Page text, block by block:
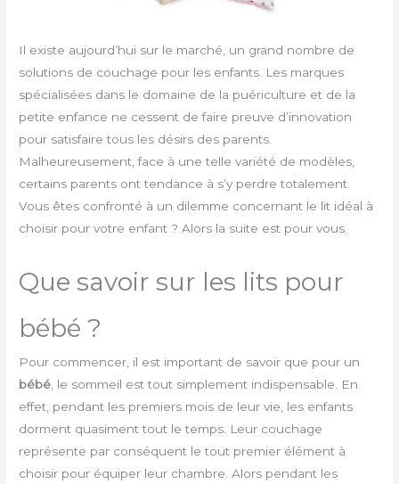
Il existe aujourd’hui sur le marché, un grand nombre de
solutions de couchage pour les enfants. Les marques
spécialisées dans le domaine de la puériculture et de la
petite enfance ne cessent de faire preuve d’innovation
pour satisfaire tous les désirs des parents.
Malheureusement, face à une telle variété de modèles,
certains parents ont tendance à s’y perdre totalement.
Vous êtes confronté à un dilemme concernant le lit idéal à
choisir pour votre enfant ? Alors la suite est pour vous.
Que savoir sur les lits pour
bébé ?
Pour commencer, il est important de savoir que pour un
bébé, le sommeil est tout simplement indispensable. En
effet, pendant les premiers mois de leur vie, les enfants
dorment quasiment tout le temps. Leur couchage
représente par conséquent le tout premier élément à
choisir pour équiper leur chambre. Alors pendant les